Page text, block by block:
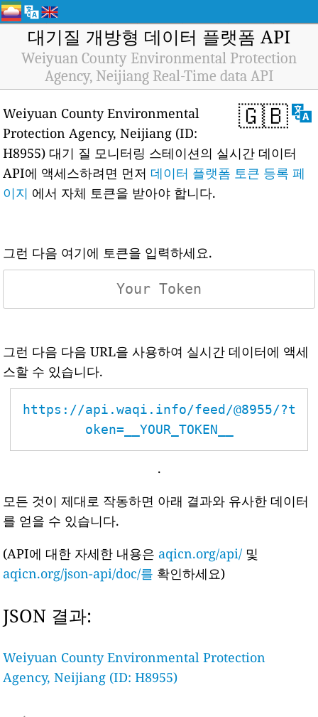
대기질 개방형 데이터 플랫폼 API
Weiyuan County Environmental Protection
Agency, Neijiang Real-Time data API
🇬🇧
Weiyuan County Environmental
Protection Agency, Neijiang (ID:
H8955) 대기 질 모니터링 스테이션의 실시간 데이터
API에 액세스하려면 먼저 데이터 플랫폼 토큰 등록 페
이지 에서 자체 토큰을 받아야 합니다.
그런 다음 여기에 토큰을 입력하세요.
그런 다음 다음 URL을 사용하여 실시간 데이터에 액세
스할 수 있습니다.
https://api.waqi.info/feed/@8955/?t
oken=__YOUR_TOKEN__
.
모든 것이 제대로 작동하면 아래 결과와 유사한 데이터
를 얻을 수 있습니다.
(API에 대한 자세한 내용은 aqicn.org/api/ 및
aqicn.org/json-api/doc/를 확인하세요)
JSON 결과:
Weiyuan County Environmental Protection
Agency, Neijiang (ID: H8955)